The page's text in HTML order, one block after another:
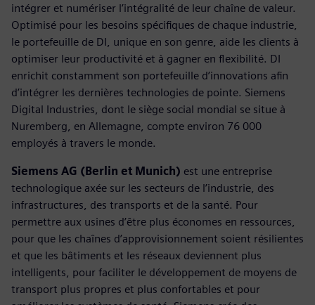
intégrer et numériser l’intégralité de leur chaîne de valeur.
Optimisé pour les besoins spécifiques de chaque industrie,
le portefeuille de DI, unique en son genre, aide les clients à
optimiser leur productivité et à gagner en flexibilité. DI
enrichit constamment son portefeuille d’innovations afin
d’intégrer les dernières technologies de pointe. Siemens
Digital Industries, dont le siège social mondial se situe à
Nuremberg, en Allemagne, compte environ 76 000
employés à travers le monde.
Siemens AG (Berlin et Munich) est une entreprise
technologique axée sur les secteurs de l’industrie, des
infrastructures, des transports et de la santé. Pour
permettre aux usines d’être plus économes en ressources,
pour que les chaînes d’approvisionnement soient résilientes
et que les bâtiments et les réseaux deviennent plus
intelligents, pour faciliter le développement de moyens de
transport plus propres et plus confortables et pour